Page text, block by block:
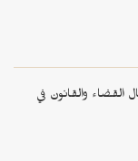
القضاء والقانون في